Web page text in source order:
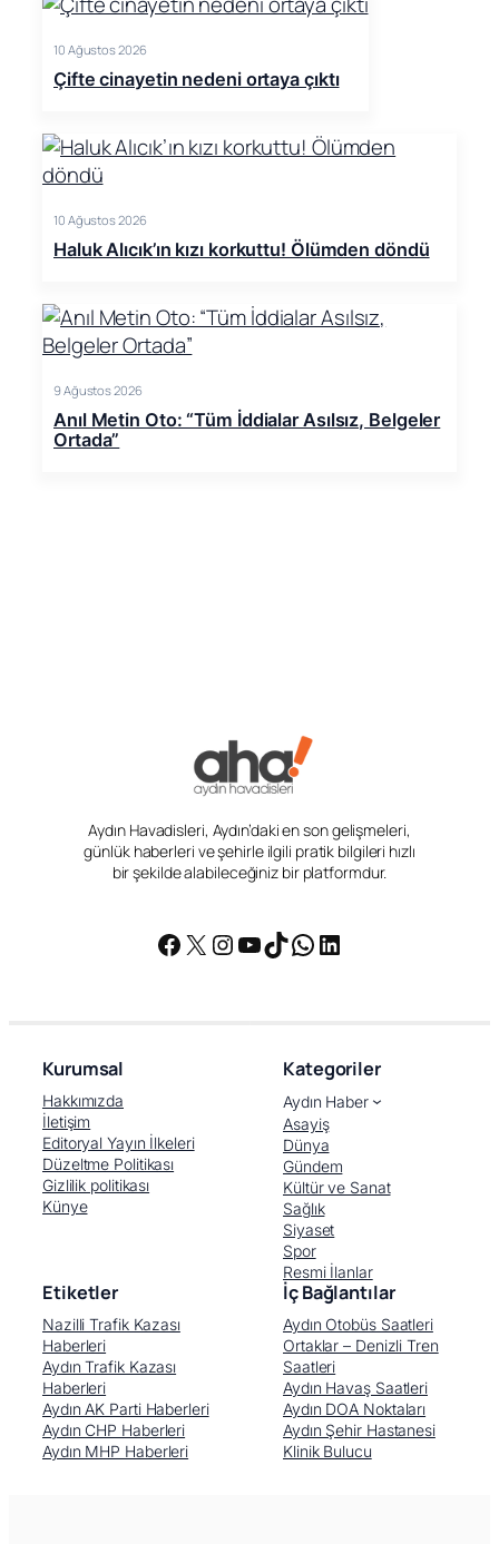
Facebook X (Twitter)
10 Ağustos 2026
Çifte cinayetin nedeni ortaya çıktı
10 Ağustos 2026
Haluk Alıcık’ın kızı korkuttu! Ölümden döndü
9 Ağustos 2026
Anıl Metin Oto: “Tüm İddialar Asılsız, Belgeler
Ortada”
Aydın Havadisleri, Aydın’daki en son gelişmeleri,
günlük haberleri ve şehirle ilgili pratik bilgileri hızlı
bir şekilde alabileceğiniz bir platformdur.
Facebook
X Instagram
YouTube
TikTok
WhatsApp
LinkedIn
Kurumsal
Hakkımızda
İletişim
Editoryal Yayın İlkeleri
Düzeltme Politikası
Gizlilik politikası
Künye
Kategoriler
Aydın Haber
Asayiş
Dünya
Gündem
Kültür ve Sanat
Sağlık
Siyaset
Spor
Resmi İlanlar
Etiketler
Nazilli Trafik Kazası
Haberleri
Aydın Trafik Kazası
Haberleri
Aydın AK Parti Haberleri
Aydın CHP Haberleri
Aydın MHP Haberleri
İç Bağlantılar
Aydın Otobüs Saatleri
Ortaklar – Denizli Tren
Saatleri
Aydın Havaş Saatleri
Aydın DOA Noktaları
Aydın Şehir Hastanesi
Klinik Bulucu